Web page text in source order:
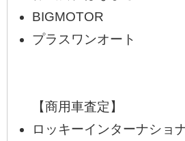
BIGMOTOR
プラスワンオート
【商用車査定】
ロッキーインターナショ